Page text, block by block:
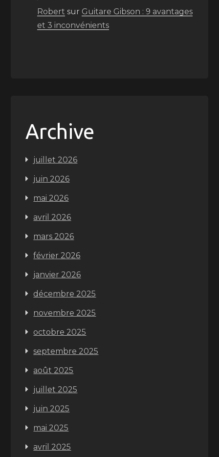
Robert sur Guitare Gibson : 9 avantages
et 3 inconvénients
Archive
juillet 2026
juin 2026
mai 2026
avril 2026
mars 2026
février 2026
janvier 2026
décembre 2025
novembre 2025
octobre 2025
septembre 2025
août 2025
juillet 2025
juin 2025
mai 2025
avril 2025